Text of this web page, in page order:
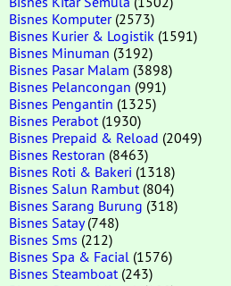
Bisnes Komputer(2573)
Bisnes Kurier & Logistik (1591)
Bisnes Minuman (3192)
Bisnes Pasar Malam (3898)
Bisnes Pelancongan (991)
Bisnes Pengantin (1325)
Bisnes Perabot (1930)
Bisnes Prepaid & Reload (2049)
Bisnes Restoran (8463)
Bisnes Roti & Bakeri (1318)
Bisnes Salun Rambut (804)
Bisnes Sarang Burung (318)
Bisnes Satay(748)
Bisnes Sms (212)
Bisnes Spa & Facial (1576)
Bisnes Steamboat (243)